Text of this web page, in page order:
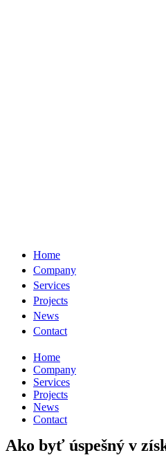
Home
Company
Services
Projects
News
Contact
Home
Company
Services
Projects
News
Contact
Ako byť úspešný v